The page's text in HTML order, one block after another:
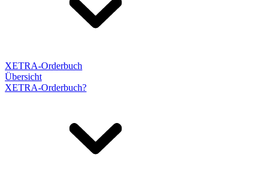
XETRA-Orderbuch
Übersicht
XETRA-Orderbuch?